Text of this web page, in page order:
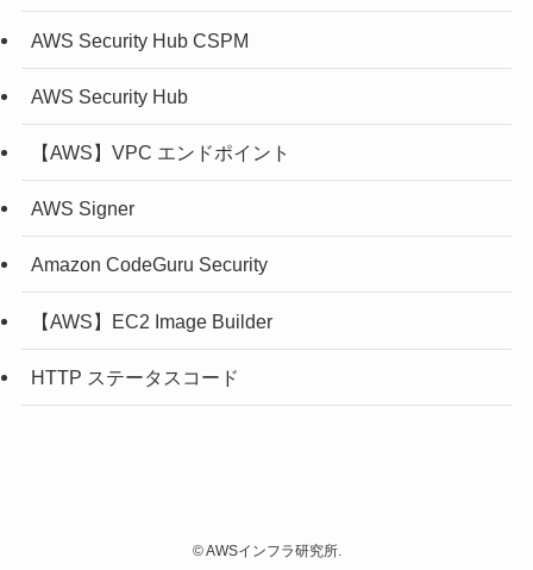
AWS Security Hub CSPM
AWS Security Hub
【AWS】VPC エンドポイント
AWS Signer
Amazon CodeGuru Security
【AWS】EC2 Image Builder
HTTP ステータスコード
©AWSインフラ研究所.